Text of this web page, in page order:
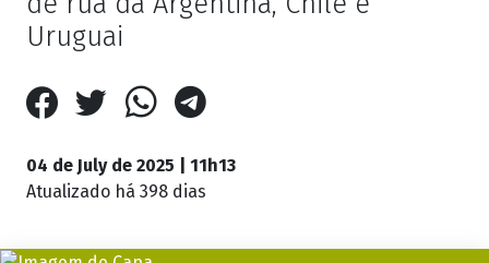
Uruguai
04 de July de 2025 | 11h13
Atualizado há 398 dias